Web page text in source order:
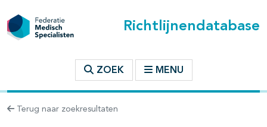
Richtlijnendatabase
ZOEK MENU
Terug naar zoekresultaten
binnen deze richtlijn